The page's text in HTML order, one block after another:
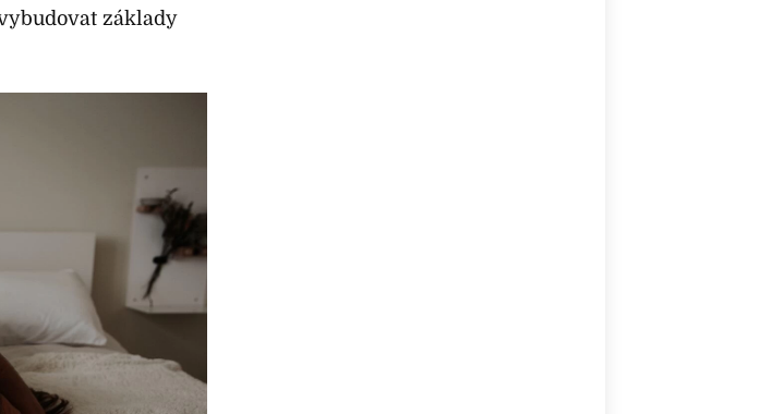
základy